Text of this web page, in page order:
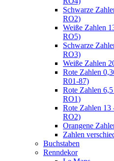
Schwarze
RO2)
Weiße Zahlen
RO5)
Schwarze
RO3)
Weiße Zahlen
Rote Zahlen
R01-87)
Rote Zahlen
RO1)
Rote Zahlen 13
RO2)
Orangene
Zahlen
Buchstaben
Renndekor